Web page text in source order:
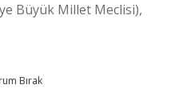
Büyük Millet Meclisi),
Bırak